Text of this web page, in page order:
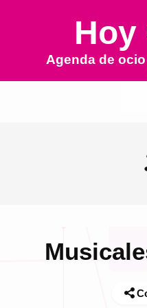
Hoy
Agenda de